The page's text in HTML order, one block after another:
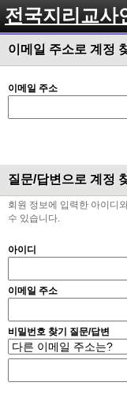
전국지리교사
이메일 주소로 계정
이메일 주소
질문/답변으로 계정
회원 정보에 입력한 아이디
수 있습니다.
아이디
이메일 주소
비밀번호 찾기 질문/답변